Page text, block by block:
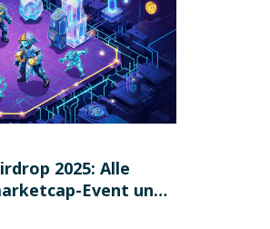
2025: Alle
Event und